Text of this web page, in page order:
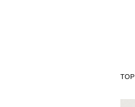
TOP